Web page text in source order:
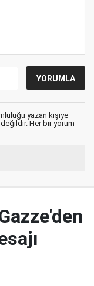
yazan kişiye
Her bir yorum